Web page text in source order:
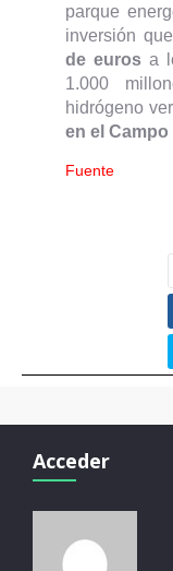
parque
inversión
de eurosa
1.000
hidrógeno
en el Campo
Fuente
Acceder